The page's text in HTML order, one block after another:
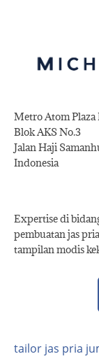
Metro Atom Plaza
Blok AKS No.3
Jalan Haji
Indonesia
Expertise di
pembuatan jas
tampilan modis
tailor jas pria